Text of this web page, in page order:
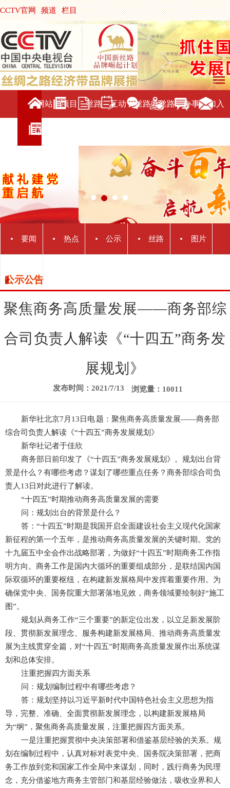
CCTV官网 频道 栏目
主持人 节目单
央视影音 | 中国搜索
网站
首页
项目 丝路 互动 丝路 丝路 办事 加入
要闻 热点 公示 丝路 图片
丝路
公示公告
聚焦商务高质量发展——商务部综
合司负责人解读《“十四五”商务发
展规划》
发布时间：2021/7/13 浏览量：10011
新华社北京7月13日电 题：聚焦商务高质量发展——商务部
综合司负责人解读《“十四五”商务发展规划》
新华社记者于佳欣
商务部日前印发了《“十四五”商务发展规划》。规划出台背
景是什么？有哪些考虑？谋划了哪些重点任务？商务部综合司负
责人13日对此进行了解读。
“十四五”时期推动商务高质量发展的需要
问：规划出台的背景是什么？
答：“十四五”时期是我国开启全面建设社会主义现代化国家
新征程的第一个五年，是推动商务高质量发展的关键时期。党的
十九届五中全会作出战略部署，为做好“十四五”时期商务工作指
明方向。商务工作是国内大循环的重要组成部分，是联结国内国
际双循环的重要枢纽，在构建新发展格局中发挥着重要作用。为
确保党中央、国务院重大部署落地见效，商务领域要绘制好“施工
图”。
规划从商务工作“三个重要”的新定位出发，以立足新发展阶
段、贯彻新发展理念、服务构建新发展格局、推动商务高质量发
展为主线贯穿全篇，对“十四五”时期商务高质量发展作出系统谋
划和总体安排。
注重把握四方面关系
问：规划编制过程中有哪些考虑？
答：规划坚持以习近平新时代中国特色社会主义思想为指
导，完整、准确、全面贯彻新发展理念，以构建新发展格局
为“纲”，聚焦商务高质量发展，注重把握四方面关系。
一是注重把握贯彻中央决策部署和借鉴基层经验的关系。规
划在编制过程中，认真对标对表党中央、国务院决策部署，把商
务工作放到党和国家工作全局中来谋划，同时，践行商务为民理
念，充分借鉴地方商务主管部门和基层经验做法，吸收业界和人